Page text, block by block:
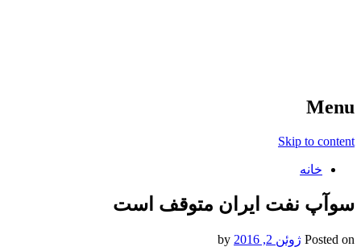
Menu
Skip to content
خانه
سوآپ نفت ایران متوقف است
Posted on ژوئن 2, 2016